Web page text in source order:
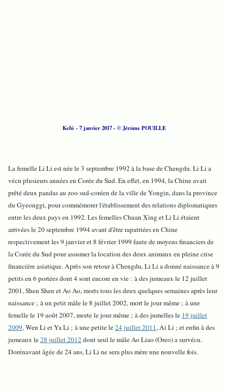
Kebi - 7 janvier 2017 - © Jérôme POUILLE
La femelle Li Li est née le 3 septembre 1992 à la base de Chengdu. Li Li a
vécu plusieurs années en Corée du Sud. En effet, en 1994, la Chine avait
prêté deux pandas au zoo sud-coréen de la ville de Yongin, dans la province
du Gyeonggi, pour commémorer l'établissement des relations diplomatiques
entre les deux pays en 1992. Les femelles Chuan Xing et Li Li étaient
arrivées le 20 septembre 1994 avant d'être rapatriées en Chine
respectivement les 9 janvier et 8 février 1999 faute de moyens financiers de
la Corée du Sud pour assumer la location des deux animaux en pleine crise
financière asiatique. Après son retour à Chengdu, Li Li a donné naissance à 9
petits en 6 portées dont 4 sont encore en vie : à des jumeaux le 12 juillet
2001, Shen Shen et Ao Ao, morts tous les deux quelques semaines après leur
naissance ; à un petit mâle le 8 juillet 2002, mort le jour même ; à une
femelle le 19 août 2007, morte le jour même ; à des jumelles le 19 juillet
2009, Wen Li et Ya Li ; à une petite le24 juillet 2011, Ai Li ; et enfin à des
jumeaux le28 juillet 2012dont seul le mâle Ao Liao (Oreo) a survécu.
Dorénavant âgée de 24 ans, Li Li ne sera plus mère une nouvelle fois.